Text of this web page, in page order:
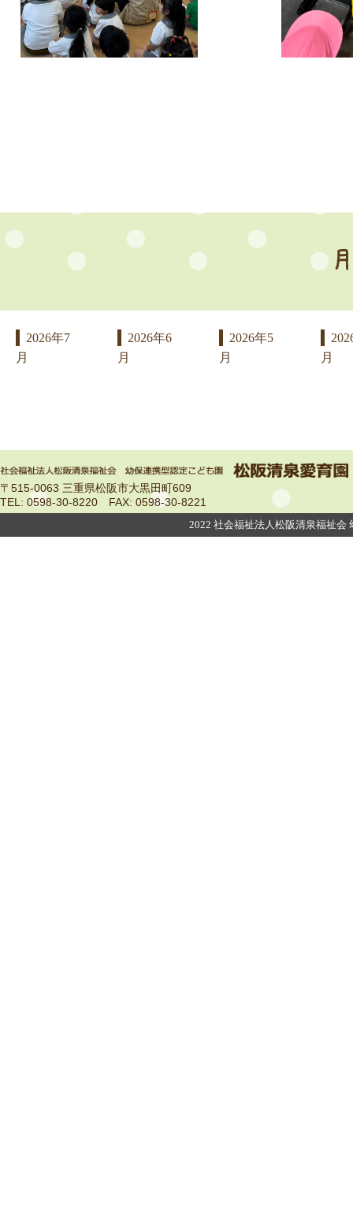
2026年7
月
2026年6
月
2026年5
月
月
〒515-0063 三重県松阪市大黒田町609
TEL: 0598-30-8220 FAX: 0598‐30‐8221
2022 社会福祉法人松阪清泉福祉会